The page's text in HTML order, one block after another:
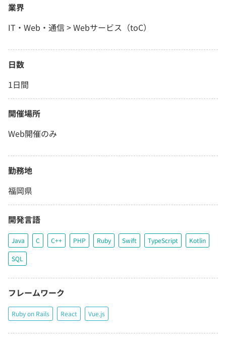
業界
IT・Web・通信 > Webサービス（toC）
日数
1日間
開催場所
Web開催のみ
勤務地
福岡県
開発言語
Java C C++ PHP Ruby Swift TypeScript Kotlin
SQL
フレームワーク
Ruby on Rails React Vue.js